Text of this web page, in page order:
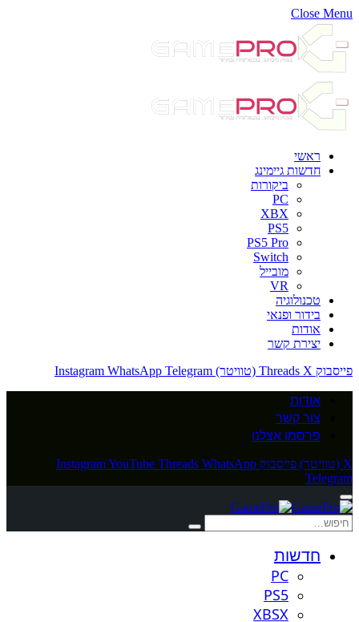
Close Menu
ראשי
חדשות גיימינג
ביקורות
PC
XBX
PS5
PS5 Pro
Switch
מובייל
VR
טכנולוגיה
בידור ופנאי
אודות
יצירת קשר
פייסבוק
Threads X (טוויטר) Instagram WhatsApp Telegram
אודות
צור קשר
פרסמו אצלנו
X (טוויטר) פייסבוק InstagramYouTube Threads WhatsApp
Telegram
חדשות
PC
PS5
XBSX